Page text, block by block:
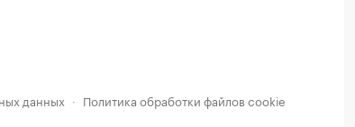
данных · Политика обработки файлов cookie